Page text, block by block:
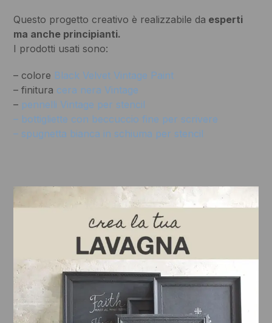
Questo progetto creativo è realizzabile da esperti
ma anche principianti.
I prodotti usati sono:
– colore Black Velvet Vintage Paint
– finitura cera nera Vintage
– pennelli Vintage per stencil
– bottigliette con beccuccio fine per scrivere
– spugnetta bianca in schiuma per stencil